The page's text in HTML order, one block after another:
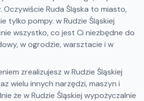
Oczywiście Ruda Śląska to miasto,
tylko pompy. w Rudzie Śląskiej
wszystko, co jest Ci niezbędne do
w ogrodzie, warsztacie i w
zrealizujesz w Rudzie Śląskiej
wielu innych narzędzi, maszyn i
że w Rudzie Śląskiej wypożyczalnie